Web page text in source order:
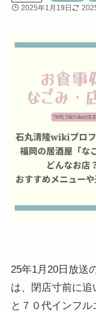
2025年1月19日
25年1月20日放送
は、閉店寸前に
と７０代インフル